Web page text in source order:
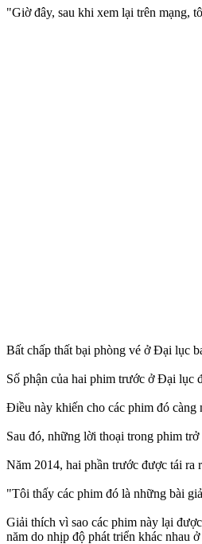
"Giờ đây, sau khi xem lại trên mạng,
Bất chấp thất bại phòng vé ở Đại lục
Số phận của hai phim trước ở Đại lục
Điều này khiến cho các phim đó càng
Sau đó, những lời thoại trong phim
Năm 2014, hai phần trước được tái ra
"Tôi thấy các phim đó là những bài
Giải thích vì sao các phim này lại
năm do nhịp độ phát triển khác nhau